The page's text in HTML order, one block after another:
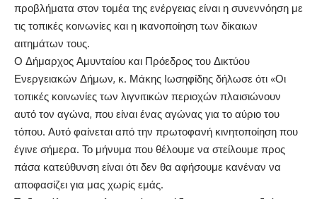
προβλήματα στον τομέα της ενέργειας είναι η συνεννόηση με
τις τοπικές κοινωνίες και η ικανοποίηση των δίκαιων
αιτημάτων τους.
Ο Δήμαρχος Αμυνταίου και Πρόεδρος του Δικτύου
Ενεργειακών Δήμων, κ. Μάκης Ιωσηφίδης δήλωσε ότι «Οι
τοπικές κοινωνίες των λιγνιτικών περιοχών πλαισιώνουν
αυτό τον αγώνα, που είναι ένας αγώνας για το αύριο του
τόπου. Αυτό φαίνεται από την πρωτοφανή κινητοποίηση που
έγινε σήμερα. Το μήνυμα που θέλουμε να στείλουμε προς
πάσα κατεύθυνση είναι ότι δεν θα αφήσουμε κανέναν να
αποφασίζει για μας χωρίς εμάς.